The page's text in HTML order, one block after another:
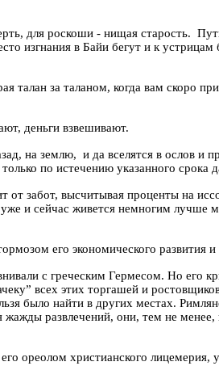
для роскоши - нищая старость.
изгнания в Байи бегут и к
за таланом, когда вам скоро
деньги взвешивают.
на землю, и да вселятся в ослов и
по истечению указанного срока
от забот, высчитывая проценты на
и сейчас живется немногим лучше
его экономического развития и
с греческим Гермесом. Но его
всех этих торгашей и
было найти в других местах.
развлечений, они, тем не менее,
ореолом христианского лицемерия,